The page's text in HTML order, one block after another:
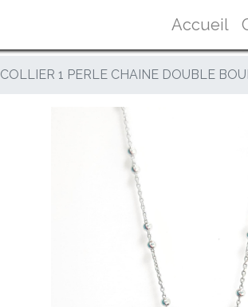
Accueil
COLLIER 1 PERLE CHAINE DOUBLE